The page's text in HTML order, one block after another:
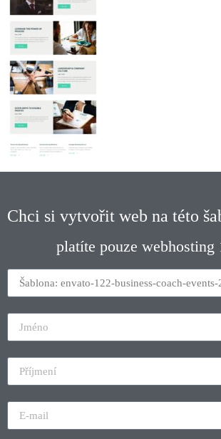
Chci si vytvořit web na této
platíte pouze webhosting